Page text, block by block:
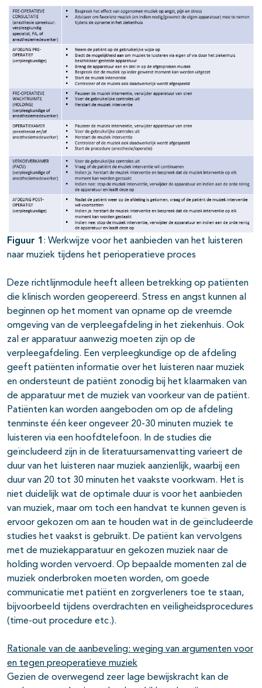
Figuur 1 : Werkwijze voor het aanbieden van het luisteren
naar muziek tijdens het perioperatieve proces
Deze richtlijnmodule heeft alleen betrekking op patiënten
die klinisch worden geopereerd. Stress en angst kunnen al
beginnen op het moment van opname op de vreemde
omgeving van de verpleegafdeling in het ziekenhuis. Ook
zal er apparatuur aanwezig moeten zijn op de
verpleegafdeling. Een verpleegkundige op de afdeling
geeft patiënten informatie over het luisteren naar muziek
en ondersteunt de patiënt zonodig bij het klaarmaken van
de apparatuur met de muziek van voorkeur van de patiënt.
Patiënten kan worden aangeboden om op de afdeling
tenminste één keer ongeveer 20-30 minuten muziek te
luisteren via een hoofdtelefoon. In de studies die
geïncludeerd zijn in de literatuursamenvatting varieert de
duur van het luisteren naar muziek aanzienlijk, waarbij een
duur van 20 tot 30 minuten het vaakste voorkwam. Het is
niet duidelijk wat de optimale duur is voor het aanbieden
van muziek, maar om toch een handvat te kunnen geven is
ervoor gekozen om aan te houden wat in de geïncludeerde
studies het vaakst is gebruikt. De patiënt kan vervolgens
met de muziekapparatuur en gekozen muziek naar de
holding worden vervoerd. Op bepaalde momenten zal de
muziek onderbroken moeten worden, om goede
communicatie met patiënt en zorgverleners toe te staan,
bijvoorbeeld tijdens overdrachten en veiligheidsprocedures
(time-out procedure etc.).
Rationale van de aanbeveling: weging van argumenten voor
en tegen preoperatieve muziek
Gezien de overwegend zeer lage bewijskracht kan de